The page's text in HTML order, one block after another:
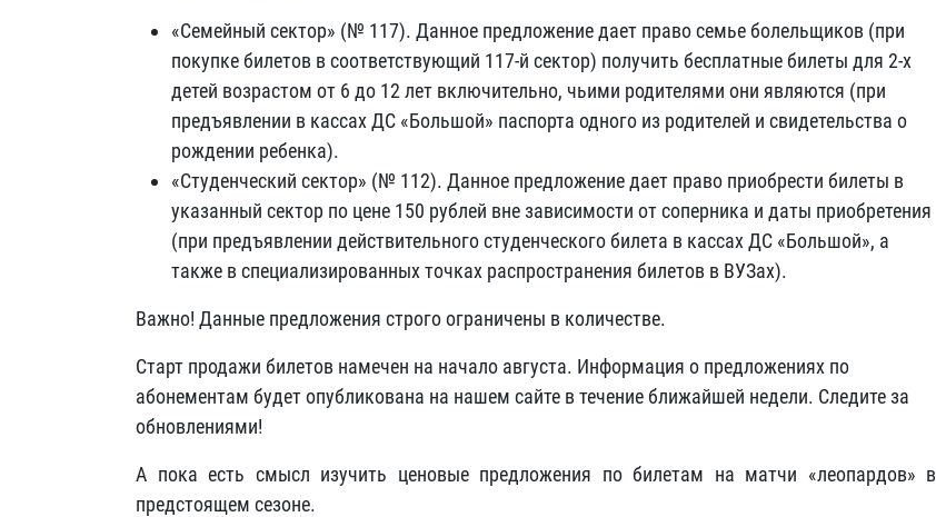
«Семейный сектор» (№ 117). Данное предложение дает право семье болельщиков (при
покупке билетов в соответствующий 117-й сектор) получить бесплатные билеты для 2-х
детей возрастом от 6 до 12 лет включительно, чьими родителями они являются (при
предъявлении в кассах ДС «Большой» паспорта одного из родителей и свидетельства о
рождении ребенка).
«Студенческий сектор» (№ 112). Данное предложение дает право приобрести билеты в
указанный сектор по цене 150 рублей вне зависимости от соперника и даты приобретения
(при предъявлении действительного студенческого билета в кассах ДС «Большой», а
также в специализированных точках распространения билетов в ВУЗах).
Важно! Данные предложения строго ограничены в количестве.
Старт продажи билетов намечен на начало августа. Информация о предложениях по
абонементам будет опубликована на нашем сайте в течение ближайшей недели. Следите за
обновлениями!
А пока есть смысл изучить ценовые предложения по билетам на матчи «леопардов» в
предстоящем сезоне.